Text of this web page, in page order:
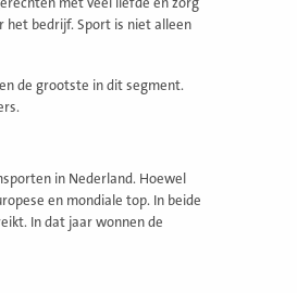
met veel liefde en zorg
het bedrijf. Sport is niet alleen
de grootste in dit segment.
in Nederland. Hoewel
en mondiale top. In beide
In dat jaar wonnen de